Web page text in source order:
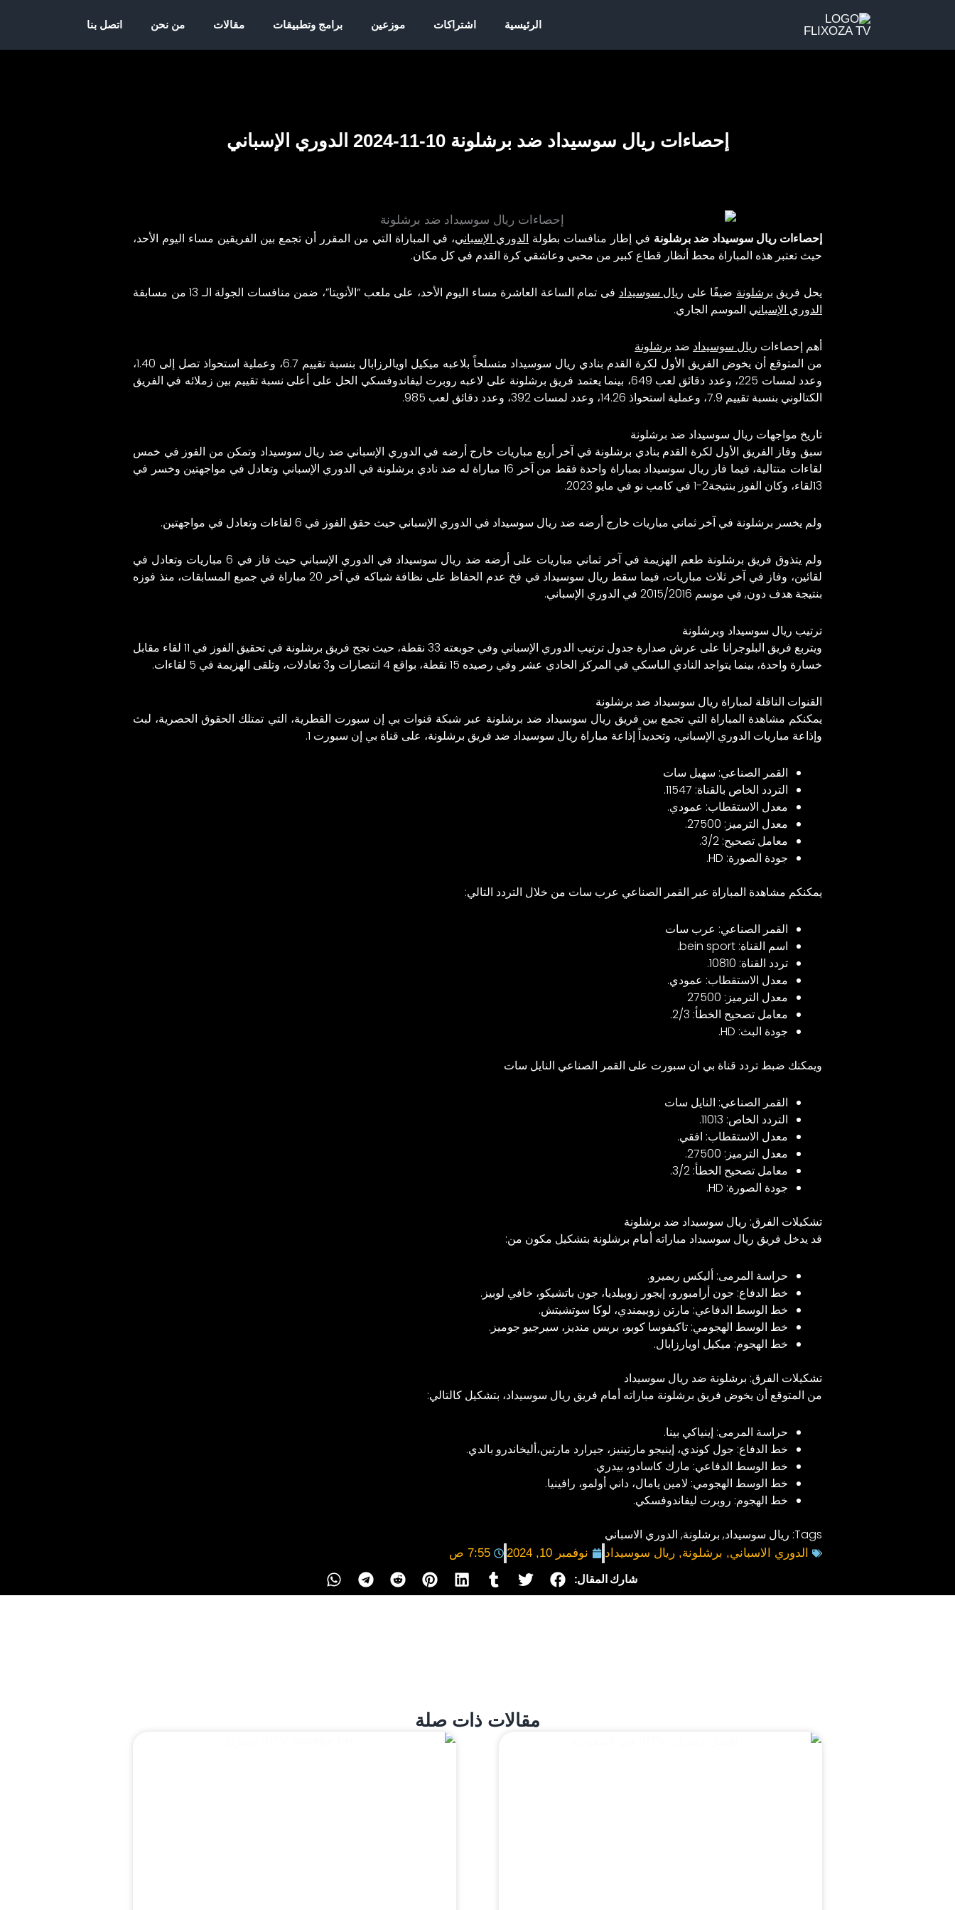
المحتوى
الرئيسية اشتراكات موزعين برامج وتطبيقات مقالات من نحن اتصل بنا
إحصاءات ريال سوسيداد ضد برشلونة 10-11-2024 الدوري الإسباني
إحصاءات ريال سوسيداد ضد برشلونة في إطار منافسات بطولة الدوري الإسباني، في المباراة التي من المقرر أن تجمع بين الفريقين مساء اليوم الأحد،
حيث تعتبر هذه المباراة محط أنظار قطاع كبير من محبي وعاشقي كرة القدم في كل مكان.
يحل فريق برشلونة ضيفًا على ريال سوسيداد فى تمام الساعة العاشرة مساء اليوم الأحد، على ملعب “الأنويتا”، ضمن منافسات الجولة الـ 13 من مسابقة
الدوري الإسباني الموسم الجاري.
أهم إحصاءات ريال سوسيداد ضد برشلونة
من المتوقع أن يخوض الفريق الأول لكرة القدم بنادي ريال سوسيداد
متسلحاً بلاعبه ميكيل اويالرزابال بنسبة تقييم 6.7، وعملية استحواذ تصل إلى 1.40،
وعدد لمسات 225، وعدد دقائق لعب 649، بينما يعتمد فريق برشلونة على لاعبه روبرت ليفاندوفسكي الحل على أعلى نسبة تقييم بين زملائه في الفريق
الكتالوني بنسبة تقييم 7.9، وعملية استحواذ 14.26، وعدد لمسات 392، وعدد دقائق لعب 985.
تاريخ مواجهات ريال سوسيداد ضد برشلونة
سبق وفاز الفريق الأول لكرة القدم بنادي برشلونة في آخر أربع مباريات خارج أرضه في الدوري الإسباني ضد ريال سوسيداد وتمكن من الفوز في خمس
لقاءات متتالية، فيما فاز ريال سوسيداد بمباراة واحدة فقط من آخر 16 مباراة له ضد نادي برشلونة في الدوري الإسباني وتعادل في مواجهتين وخسر في
13لقاء، وكان الفوز بنتيجة2-1 في كامب نو في مايو 2023.
ولم يخسر برشلونة في آخر ثماني مباريات خارج أرضه ضد ريال سوسيداد في الدوري الإسباني حيث حقق الفوز في 6 لقاءات وتعادل في مواجهتين.
ولم يتذوق فريق برشلونة طعم الهزيمة في آخر ثماني مباريات على أرضه ضد ريال سوسيداد في الدوري الإسباني حيث فاز في 6 مباريات وتعادل في
لقائين، وفاز في آخر ثلاث مباريات، فيما سقط ريال سوسيداد في فخ عدم الحفاظ على نظافة شباكه في آخر 20 مباراة في جميع المسابقات، منذ فوزه
بنتيجة هدف دون, في موسم 2015/2016 في الدوري الإسباني.
ترتيب ريال سوسيداد وبرشلونة
ويتربع فريق البلوجرانا على عرش صدارة جدول ترتيب الدوري الإسباني وفي جوبعته 33 نقطة، حيث نجح فريق برشلونة في تحقيق الفوز في 11 لقاء مقابل
خسارة واحدة، بينما يتواجد النادي الباسكي في المركز الحادي عشر وفي رصيده 15 نقطة، بواقع 4 انتصارات و3 تعادلات، وتلقى الهزيمة في 5 لقاءات.
القنوات الناقلة لمباراة ريال سوسيداد ضد برشلونة
يمكنكم مشاهدة المباراة التي تجمع بين فريق ريال سوسيداد ضد برشلونة عبر شبكة قنوات بي إن سبورت القطرية، التي تمتلك الحقوق الحصرية، لبث
وإذاعة مباريات الدوري الإسباني، وتحديداً إذاعة مباراة ريال سوسيداد ضد فريق برشلونة، على قناة بي إن سبورت 1.
القمر الصناعي: سهيل سات
التردد الخاص بالقناة: 11547.
معدل الاستقطاب: عمودي.
معدل الترميز: 27500.
معامل تصحيح: 3/2.
جودة الصورة: HD.
يمكنكم مشاهدة المباراة عبر القمر الصناعي عرب سات من خلال التردد التالي:
القمر الصناعي: عرب سات
اسم القناة: bein sport.
تردد القناة: 10810.
معدل الاستقطاب: عمودي.
معدل الترميز: 27500
معامل تصحيح الخطأ: 2/3.
جودة البث: HD.
ويمكنك ضبط تردد قناة بي ان سبورت على القمر الصناعي النايل سات
القمر الصناعي: النايل سات
التردد الخاص: 11013.
معدل الاستقطاب: افقي.
معدل الترميز: 27500.
معامل تصحيح الخطأ: 3/2.
جودة الصورة: HD.
تشكيلات الفرق: ريال سوسيداد ضد برشلونة
قد يدخل فريق ريال سوسيداد مباراته أمام برشلونة بتشكيل مكون من:
حراسة المرمى: أليكس ريميرو.
خط الدفاع: جون أرامبورو، إيجور زوبيلديا، جون باتشيكو، خافي لوبيز.
خط الوسط الدفاعي: مارتن زوبيمندي، لوكا سوتشيتش.
خط الوسط الهجومي: تاكيفوسا كوبو، بريس منديز، سيرجيو جوميز.
خط الهجوم: ميكيل اويارزابال.
تشكيلات الفرق: برشلونة ضد ريال سوسيداد
من المتوقع أن يخوض فريق برشلونة مباراته أمام فريق ريال سوسيداد، بتشكيل كالتالي:
حراسة المرمى: إينياكي بينا.
خط الدفاع: جول كوندي، إينيجو مارتينيز، جيرارد مارتين،أليخاندرو بالدي.
خط الوسط الدفاعي: مارك كاسادو، بيدري.
خط الوسط الهجومي: لامين يامال، داني أولمو، رافينيا.
خط الهجوم: روبرت ليفاندوفسكي.
Tags: ريال سوسيداد, برشلونة, الدوري الاسباني
الدوري الاسباني, برشلونة, ريال سوسيداد نوفمبر 10, 2024 7:55 ص
شارك المقال:
مقالات ذات صلة